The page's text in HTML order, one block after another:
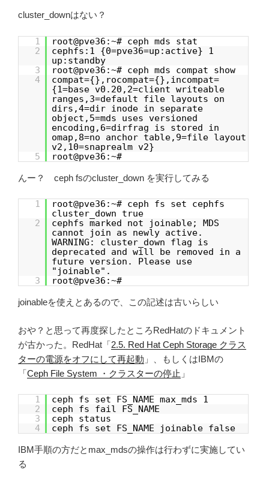
cluster_downはない？
1
root@pve36:~# ceph mds stat
2
cephfs:1 {0=pve36=up:active} 1
up:standby
3
root@pve36:~# ceph mds compat show
4
compat={},rocompat={},incompat=
{1=base v0.20,2=client writeable
ranges,3=default file layouts on
dirs,4=dir inode in separate
object,5=mds uses versioned
encoding,6=dirfrag is stored in
omap,8=no anchor table,9=file layout
v2,10=snaprealm v2}
5
root@pve36:~#
んー？ ceph fsのcluster_down を実行してみる
1
root@pve36:~# ceph fs set cephfs
cluster_down true
2
cephfs marked not joinable; MDS
cannot join as newly active.
WARNING: cluster_down flag is
deprecated and will be removed in a
future version. Please use
"joinable".
3
root@pve36:~#
joinableを使えとあるので、この記述は古いらしい
おや？と思って再度探したところRedHatのドキュメント
が古かった。RedHat「2.5. Red Hat Ceph Storage クラス
ターの電源をオフにして再起動 」、もしくはIBMの
「Ceph File System ・クラスターの停止 」
1
ceph fs set FS_NAME max_mds 1
2
ceph fs fail FS_NAME
3
ceph status
4
ceph fs set FS_NAME joinable false
IBM手順の方だとmax_mdsの操作は行わずに実施してい
る